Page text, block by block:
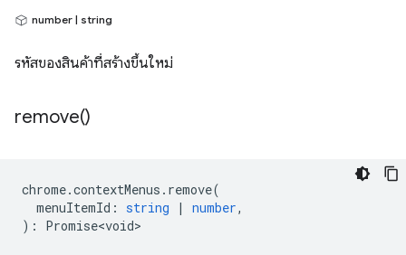
number | string
รหัสของสินค้าที่สร้างขึ้นใหม่
remove()
chrome.contextMenus . remove(
menuItemId : string | number,
) : Promise<void>